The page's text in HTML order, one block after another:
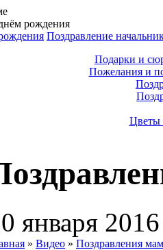
рождения
Поздравление
Подарки и
Пожелания и
Цветы
января 2016
» Видео » Поздравления